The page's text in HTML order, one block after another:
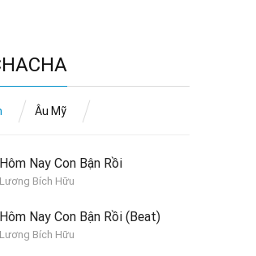
Âu Mỹ
Hôm Nay Con Bận Rồi
Lương Bích Hữu
Hôm Nay Con Bận Rồi (Beat)
Lương Bích Hữu